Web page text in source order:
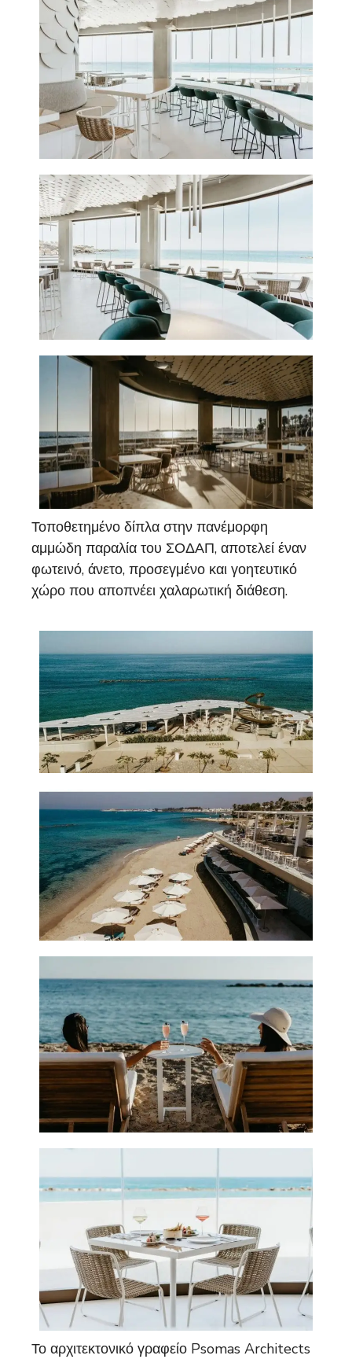
Τοποθετημένο δίπλα στην πανέμορφη
αμμώδη παραλία του ΣΟΔΑΠ, αποτελεί έναν
φωτεινό, άνετο, προσεγμένο και γοητευτικό
χώρο που αποπνέει χαλαρωτική διάθεση.
Το αρχιτεκτονικό γραφείο Psomas Architects